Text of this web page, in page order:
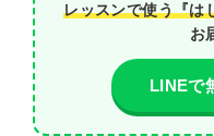
レッスンで使う『は
お
LINEで